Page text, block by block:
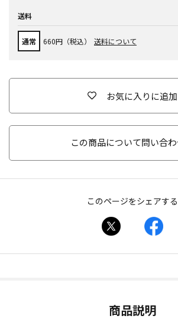
送料
通常 660円（税込） 送料について
お気に入りに追加
この商品について問い合
このページをシェアする
商品説明